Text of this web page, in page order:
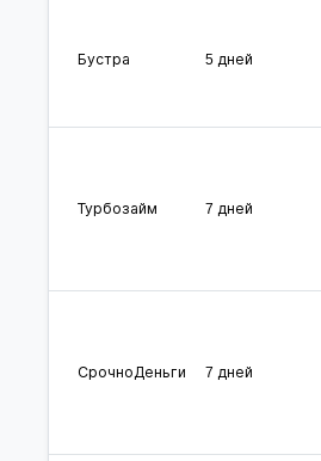
Бустра 5 дней
Турбозайм 7 дней
СрочноДеньги 7 дней